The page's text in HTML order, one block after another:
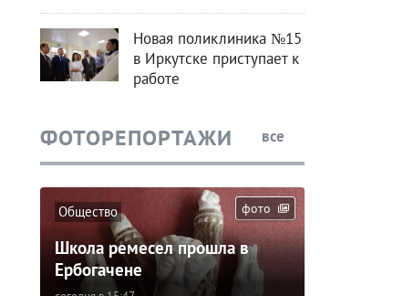
Новая поликлиника №15
в Иркутске приступает к
работе
ФОТОРЕПОРТАЖИ все
фото
Общество
Школа ремесел прошла в
Ербогачене